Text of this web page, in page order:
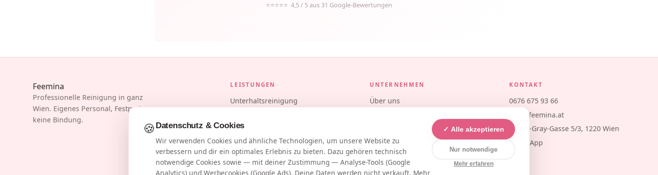
⭐⭐⭐⭐⭐ 4,5 / 5 aus 31 Google-Bewertungen
🍪 Datenschutz & Cookies
Wir verwenden Cookies und ähnliche Technologien, um unsere Website zu
verbessern und dir ein optimales Erlebnis zu bieten. Dazu gehören technisch
notwendige Cookies sowie — mit deiner Zustimmung — Analyse-Tools (Google
Analytics) und Werbecookies (Google Ads). Deine Daten werden nicht verkauft. Mehr
✓ Alle akzeptieren
Nur notwendige
Mehr erfahren
Feemina
Professionelle Reinigung in ganz
Wien. Eigenes Personal, Festpreise,
keine Bindung.
LEISTUNGEN
Unterhaltsreinigung
Fensterreinigung
Büroreinigung
Gastronomiereinigung
Umzugsreinigung
UNTERNEHMEN
Über uns
Kontakt
KONTAKT
0676 675 93 66
info@feemina.at
Eileen-Gray-Gasse 5/3, 1220 Wien
WhatsApp